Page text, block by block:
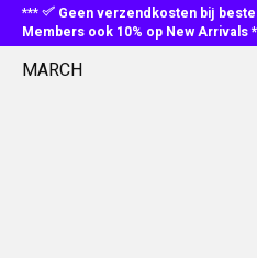
***
Geen verzendkosten bij
Members ook 10% op New Arrivals
MARCH